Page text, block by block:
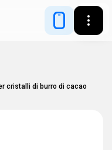
cristalli di burro di cacao